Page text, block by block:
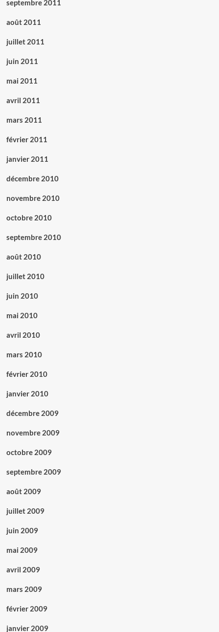
septembre 2011
août 2011
juillet 2011
juin 2011
mai 2011
avril 2011
mars 2011
février 2011
janvier 2011
décembre 2010
novembre 2010
octobre 2010
septembre 2010
août 2010
juillet 2010
juin 2010
mai 2010
avril 2010
mars 2010
février 2010
janvier 2010
décembre 2009
novembre 2009
octobre 2009
septembre 2009
août 2009
juillet 2009
juin 2009
mai 2009
avril 2009
mars 2009
février 2009
janvier 2009